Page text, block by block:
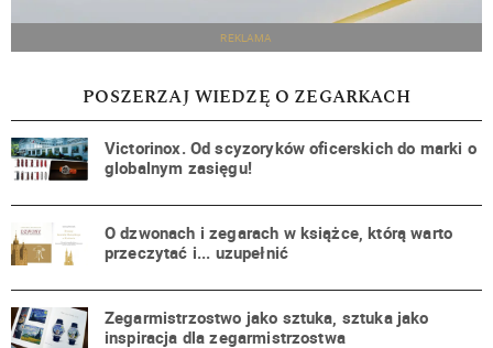
REKLAMA
POSZERZAJ WIEDZĘ O ZEGARKACH
Victorinox. Od scyzoryków oficerskich do marki o
globalnym zasięgu!
O dzwonach i zegarach w książce, którą warto
przeczytać i... uzupełnić
Zegarmistrzostwo jako sztuka, sztuka jako
inspiracja dla zegarmistrzostwa